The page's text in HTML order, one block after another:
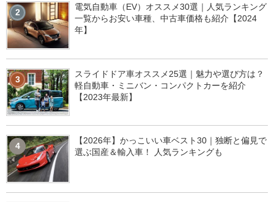
2
電気自動車（EV）オススメ30選｜人気ランキング
一覧からお安い車種、中古車価格も紹介【2024
年】
3
スライドドア車オススメ25選｜魅力や選び方は？
軽自動車・ミニバン・コンパクトカーを紹介
【2023年最新】
4
【2026年】かっこいい車ベスト30｜独断と偏見で
選ぶ国産＆輸入車！ 人気ランキングも